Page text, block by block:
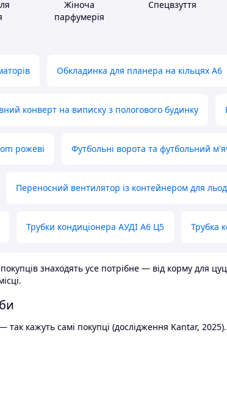
Жіноча
парфумерія
Спецвзуття
Обкладинка для планера на кільцях А6
конверт на виписку з пологового будинку
рожеві Футбольні ворота та футбольний
Переносний вентилятор із контейнером для
Трубки кондиціонера АУДІ А6 Ц5 Трубка
знаходять усе потрібне — від корму для
кажуть самі покупці (дослідження Kantar,